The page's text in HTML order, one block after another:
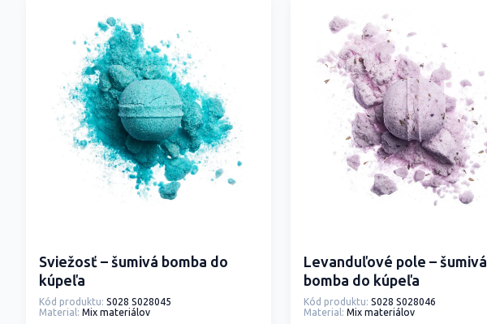
Sviežosť – šumivá bomba do
kúpeľa
Kód produktu: S028 S028045
Material: Mix materiálov
Levanduľové pole – šumivá
bomba do kúpeľa
Kód produktu: S028 S028046
Material: Mix materiálov